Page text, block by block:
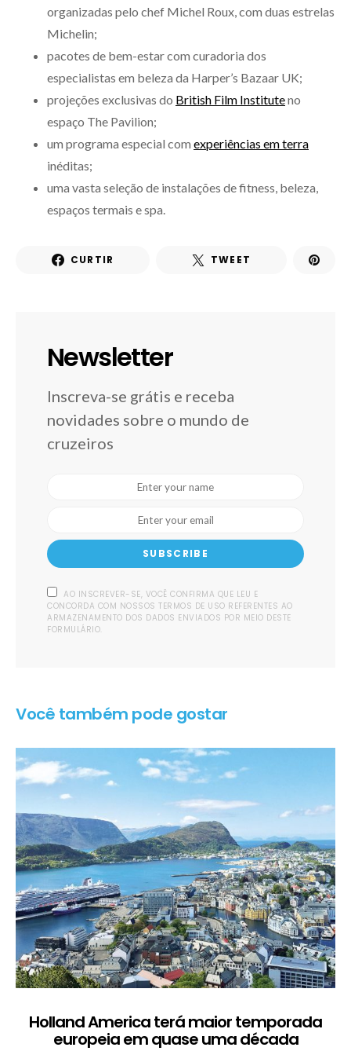
organizadas pelo chef Michel Roux, com duas estrelas
Michelin;
pacotes de bem-estar com curadoria dos
especialistas em beleza da Harper’s Bazaar UK;
projeções exclusivas do British Film Instituteno
espaço The Pavilion;
um programa especial com experiências em terra
inéditas;
uma vasta seleção de instalações de fitness, beleza,
espaços termais e spa.
CURTIR TWEET
Newsletter
Inscreva-se grátis e receba
novidades sobre o mundo de
cruzeiros
SUBSCRIBE
AO INSCREVER-SE, VOCÊ CONFIRMA QUE LEU E
CONCORDA COM NOSSOS TERMOS DE USO REFERENTES AO
ARMAZENAMENTO DOS DADOS ENVIADOS POR MEIO DESTE
FORMULÁRIO.
Você também pode gostar
Holland America terá maior temporada
europeia em quase uma década